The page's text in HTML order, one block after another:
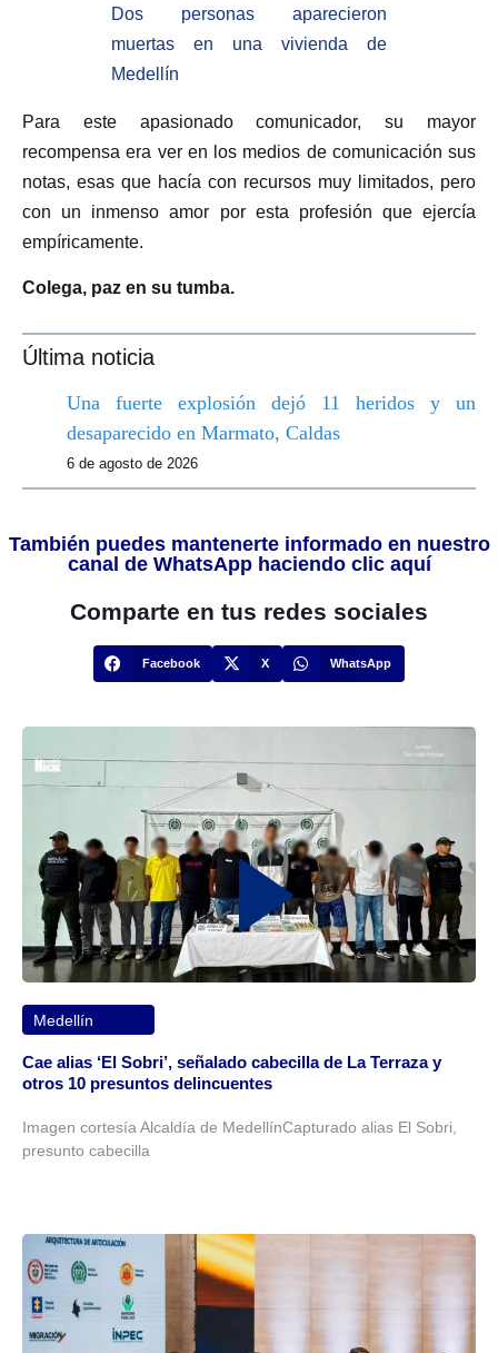
Dos personas aparecieron
muertas en una vivienda de
Medellín
Para este apasionado comunicador, su mayor
recompensa era ver en los medios de comunicación sus
notas, esas que hacía con recursos muy limitados, pero
con un inmenso amor por esta profesión que ejercía
empíricamente.
Colega, paz en su tumba.
Última noticia
Una fuerte explosión dejó 11 heridos y un
desaparecido en Marmato, Caldas
6 de agosto de 2026
También puedes mantenerte informado en nuestro
canal de WhatsApp haciendo clic aquí
Comparte en tus redes sociales
Facebook X WhatsApp
Medellín
Cae alias ‘El Sobri’, señalado cabecilla de La Terraza y
otros 10 presuntos delincuentes
Imagen cortesía Alcaldía de MedellínCapturado alias El Sobri,
presunto cabecilla